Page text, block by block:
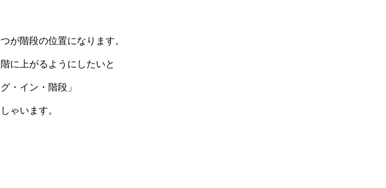
が階段の位置になります。
に上がるようにしたいと
グ・イン・階段」
ゃいます。